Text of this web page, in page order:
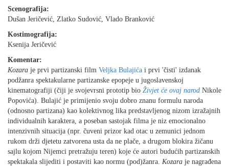
Scenografija:
Dušan Jeričević, Zlatko Sudović, Vlado Branković
Kostimografija:
Ksenija Jeričević
Komentar:
Kozara je prvi partizanski film Veljka Bulajića i prvi 'čisti' izdanak
podžanra spektakularne partizanske epopeje u jugoslavenskoj
kinematografiji (čiji je svojevrsni prototip bio Živjet će ovaj narod Nikole
Popovića). Bulajić je primijenio svoju dobro znanu formulu naroda
(odnosno partizana) kao kolektivnog lika predstavljenog nizom izražajnih
individualnih karaktera, a poseban sastojak filma je niz emocionalno
intenzivnih situacija (npr. čuveni prizor kad otac u zemunici jednom
rukom drži djetetu zatvorena usta da ne plače, a drugom blokira žičanu
sajlu kojom Nijemci pretražuju teren) koje će autori budućih partizanskih
spektakala slijediti i postaviti kao normu (pod)žanra. Kozara je nagrađena